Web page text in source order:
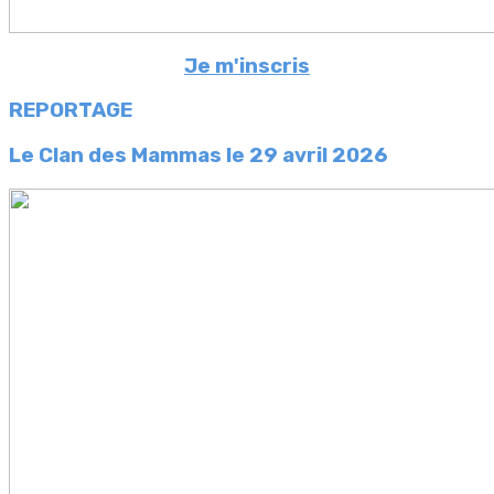
Je m'inscris
REPORTAGE
Le Clan des Mammas le 29 avril 2026